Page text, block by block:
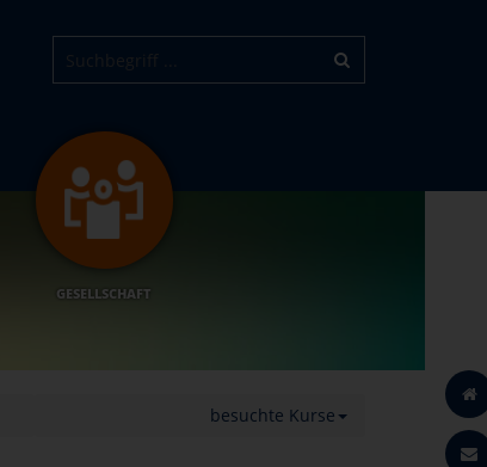
GESELLSCHAFT
besuchte Kurse